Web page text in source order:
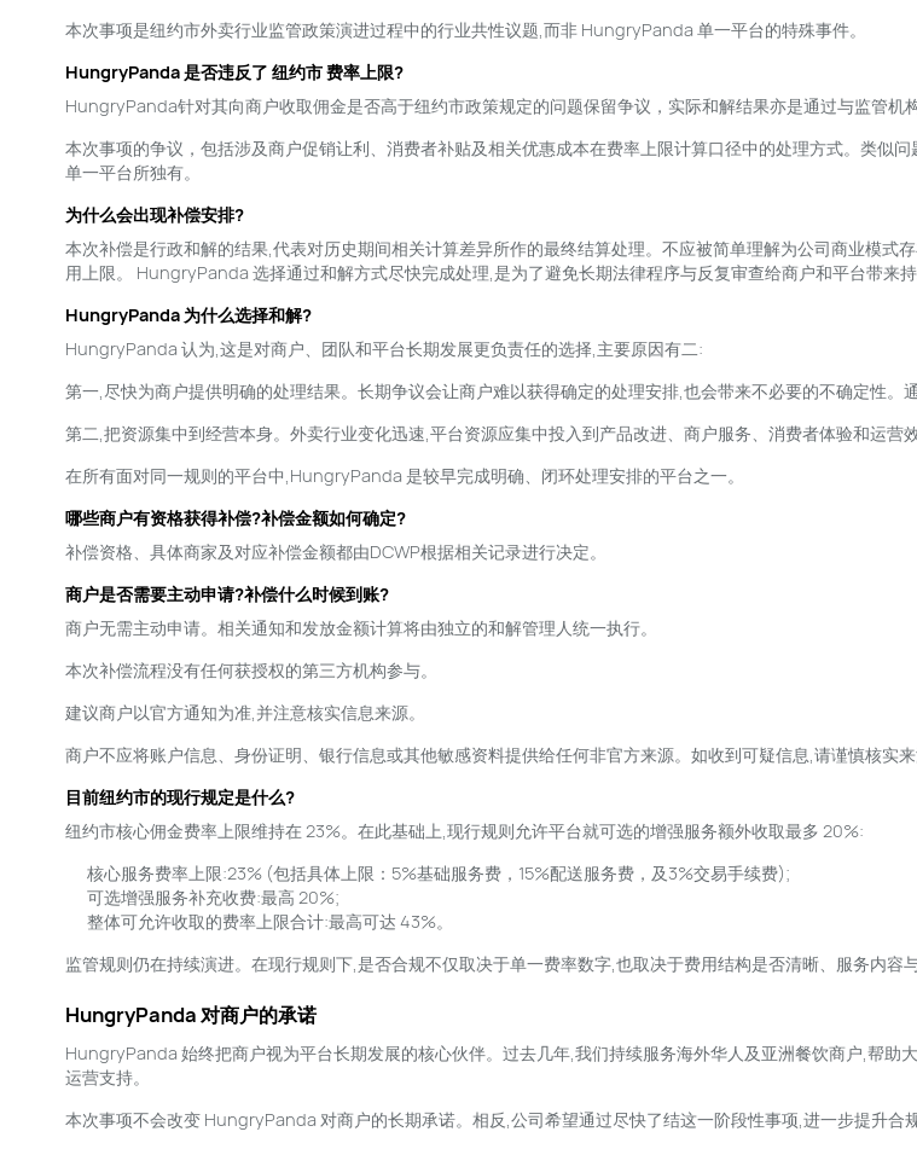
本次事项是纽约市外卖行业监管政策演进过程中的行业共性议题,而非 HungryPanda 单一平台的特殊事件。
HungryPanda 是否违反了 纽约市 费率上限?
HungryPanda针对其向商户收取佣金是否高于纽约市政策规定的问题保留争议，实际和解结果亦是通过与监管机
本次事项的争议，包括涉及商户促销让利、消费者补贴及相关优惠成本在费率上限计算口径中的处理方式。类似
单一平台所独有。
为什么会出现补偿安排?
本次补偿是行政和解的结果,代表对历史期间相关计算差异所作的最终结算处理。不应被简单理解为公司商业模
用上限。 HungryPanda 选择通过和解方式尽快完成处理,是为了避免长期法律程序与反复审查给商户和平台带来
HungryPanda 为什么选择和解?
HungryPanda 认为,这是对商户、团队和平台长期发展更负责任的选择,主要原因有二:
第一,尽快为商户提供明确的处理结果。长期争议会让商户难以获得确定的处理安排,也会带来不必要的不确定性。
第二,把资源集中到经营本身。外卖行业变化迅速,平台资源应集中投入到产品改进、商户服务、消费者体验和运营
在所有面对同一规则的平台中,HungryPanda 是较早完成明确、闭环处理安排的平台之一。
哪些商户有资格获得补偿?补偿金额如何确定?
补偿资格、具体商家及对应补偿金额都由DCWP根据相关记录进行决定。
商户是否需要主动申请?补偿什么时候到账?
商户无需主动申请。相关通知和发放金额计算将由独立的和解管理人统一执行。
本次补偿流程没有任何获授权的第三方机构参与。
建议商户以官方通知为准,并注意核实信息来源。
商户不应将账户信息、身份证明、银行信息或其他敏感资料提供给任何非官方来源。如收到可疑信息,请谨慎核实来
目前纽约市的现行规定是什么?
纽约市核心佣金费率上限维持在 23%。在此基础上,现行规则允许平台就可选的增强服务额外收取最多 20%:
核心服务费率上限:23% (包括具体上限：5%基础服务费，15%配送服务费，及3%交易手续费);
可选增强服务补充收费:最高 20%;
整体可允许收取的费率上限合计:最高可达 43%。
监管规则仍在持续演进。在现行规则下,是否合规不仅取决于单一费率数字,也取决于费用结构是否清晰、服务内容
HungryPanda 对商户的承诺
HungryPanda 始终把商户视为平台长期发展的核心伙伴。过去几年,我们持续服务海外华人及亚洲餐饮商户,帮
运营支持。
本次事项不会改变 HungryPanda 对商户的长期承诺。相反,公司希望通过尽快了结这一阶段性事项,进一步提升